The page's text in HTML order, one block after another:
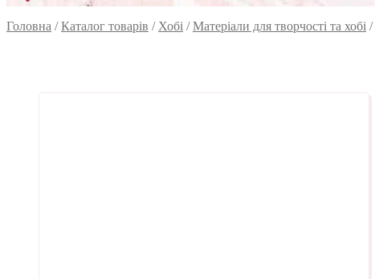
Головна /Каталог товарів / Хобі /Матеріали для творчості та хобі /